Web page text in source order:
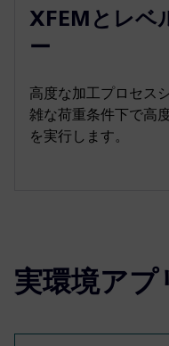
XFEMとレベ
ー
高度な加工プロセス
雑な荷重条件下で高
を実行します。
実環境アプ